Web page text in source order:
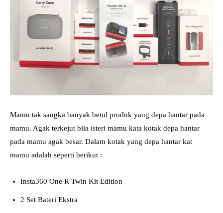
Mamu tak sangka banyak betul produk yang depa hantar pada
mamu. Agak terkejut bila isteri mamu kata kotak depa hantar
pada mamu agak besar. Dalam kotak yang depa hantar kat
mamu adalah seperti berikut :
Insta360 One R Twin Kit Edition
2 Set Bateri Ekstra